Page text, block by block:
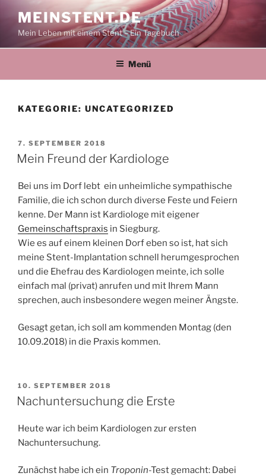
Inhalt
springen
MEINSTENT.DE
Mein Leben mit einem Stent – Ein Tagebuch
Menü
KATEGORIE: UNCATEGORIZED
VERÖFFENTLICHT
AM
7. SEPTEMBER 2018
Mein Freund der Kardiologe
Bei uns im Dorf lebt ein unheimliche sympathische
Familie, die ich schon durch diverse Feste und Feiern
kenne. Der Mann ist Kardiologe mit eigener
Gemeinschaftspraxis in Siegburg.
Wie es auf einem kleinen Dorf eben so ist, hat sich
meine Stent-Implantation schnell herumgesprochen
und die Ehefrau des Kardiologen meinte, ich solle
einfach mal (privat) anrufen und mit Ihrem Mann
sprechen, auch insbesondere wegen meiner Ängste.
Gesagt getan, ich soll am kommenden Montag (den
10.09.2018) in die Praxis kommen.
VERÖFFENTLICHT
AM
10. SEPTEMBER 2018
Nachuntersuchung die Erste
Heute war ich beim Kardiologen zur ersten
Nachuntersuchung.
Zunächst habe ich ein Troponin-Test gemacht: Dabei